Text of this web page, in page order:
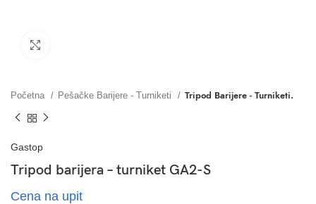
Početna Pešačke Barijere - Turniketi Tripod Barijere - Turniketi.
Gastop
Tripod barijera – turniket GA2-S
Cena na upit